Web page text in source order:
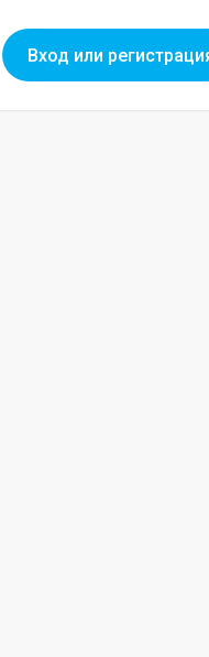
Вход или